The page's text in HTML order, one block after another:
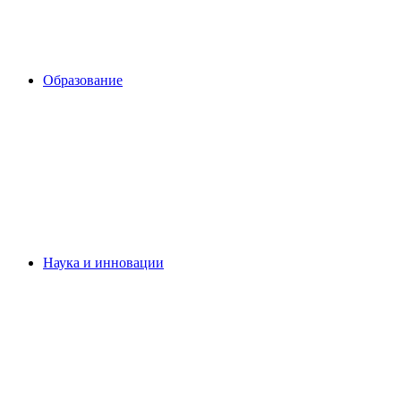
Образование
Наука и инновации